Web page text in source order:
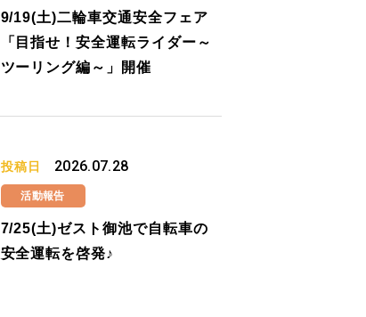
9/19(土)二輪車交通安全フェア
「目指せ！安全運転ライダー～
ツーリング編～」開催
投稿日 2026.07.28
活動報告
7/25(土)ゼスト御池で自転車の
安全運転を啓発♪